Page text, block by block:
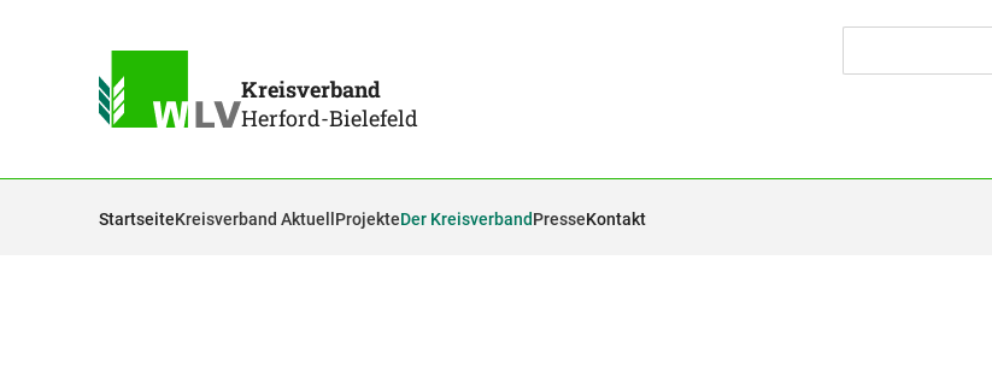
Kreisverband
Herford-Bielefeld
StartseiteKreisverband Aktuell ProjekteDer KreisverbandPresseKontakt